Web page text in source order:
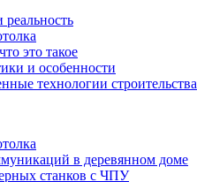
это такое
и особенности
технологии строительства
в деревянном доме
станков с ЧПУ